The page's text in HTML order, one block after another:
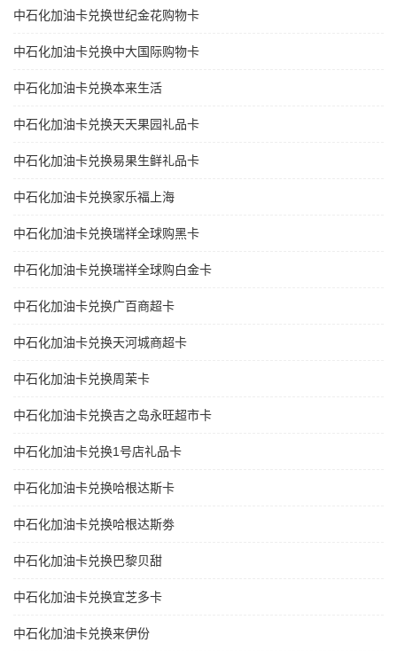
中石化加油卡兑换世纪金花购物卡
中石化加油卡兑换中大国际购物卡
中石化加油卡兑换本来生活
中石化加油卡兑换天天果园礼品卡
中石化加油卡兑换易果生鲜礼品卡
中石化加油卡兑换家乐福上海
中石化加油卡兑换瑞祥全球购黑卡
中石化加油卡兑换瑞祥全球购白金卡
中石化加油卡兑换广百商超卡
中石化加油卡兑换天河城商超卡
中石化加油卡兑换周茉卡
中石化加油卡兑换吉之岛永旺超市卡
中石化加油卡兑换1号店礼品卡
中石化加油卡兑换哈根达斯卡
中石化加油卡兑换哈根达斯劵
中石化加油卡兑换巴黎贝甜
中石化加油卡兑换宜芝多卡
中石化加油卡兑换来伊份